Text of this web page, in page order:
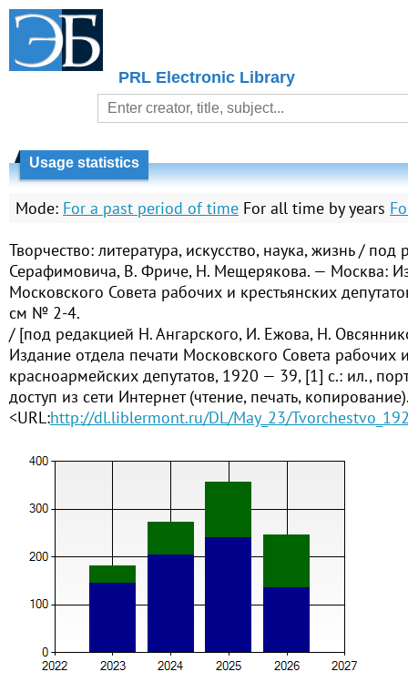
PRL Electronic Library
Usage statistics
Mode: For a past period of time For all time by years
Творчество: литература, искусство, наука, жизнь / под
Серафимовича, В. Фриче, Н. Мещерякова. — Москва:
Московского Совета рабочих и крестьянских
см № 2-4.
/ [под редакцией Н. Ангарского, И. Ежова, Н.
Издание отдела печати Московского Совета рабочих
красноармейских депутатов, 1920 — 39, [1] с.: ил.,
доступ из сети Интернет (чтение, печать,
<URL:http://dl.liblermont.ru/DL/May_23/